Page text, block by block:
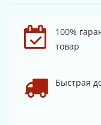
100%
товар
Быстрая